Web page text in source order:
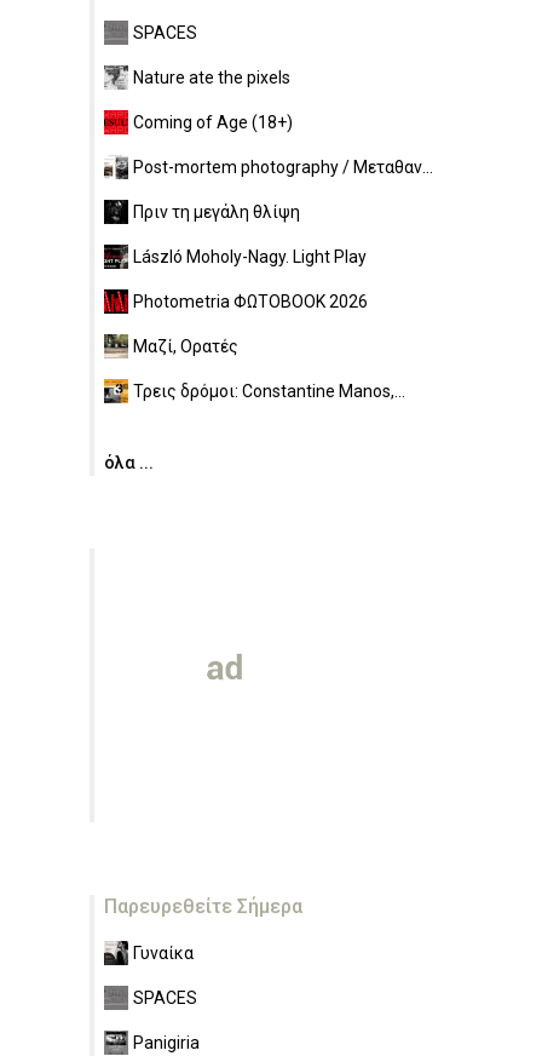
SPACES
Nature ate the pixels
Coming of Age (18+)
Post-mortem photography / Μεταθαν...
Πριν τη μεγάλη θλίψη
László Moholy-Nagy. Light Play
Photometria ΦΩΤΟBOOK 2026
Μαζί, Ορατές
Τρεις δρόμοι: Constantine Manos,...
όλα ...
Παρευρεθείτε Σήμερα
Γυναίκα
SPACES
Panigiria